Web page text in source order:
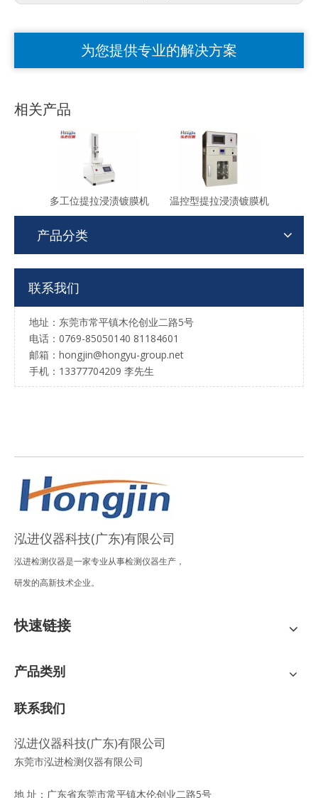
为您提供专业的解决方案
相关产品
多工位提拉浸渍镀膜机 温控型提拉浸渍镀膜机
产品分类
联系我们
地址：东莞市常平镇木伦创业二路5号
电话：0769-85050140 81184601
邮箱：hongjin@hongyu-group.net
手机：13377704209 李先生
泓进仪器科技(广东)有限公司
泓进检测仪器是一家专业从事检测仪器生产，
研发的高新技术企业。
快速链接
产品类别
联系我们
泓进仪器科技(广东)有限公司
东莞市泓进检测仪器有限公司
地 址：广东省东莞市常平镇木伦创业二路5号